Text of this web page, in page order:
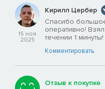
15 ноя
2025
Кирилл Цербер
Спасибо
оперативно!
течении 1 минуты!
Комментировать
Отзыв к покупке